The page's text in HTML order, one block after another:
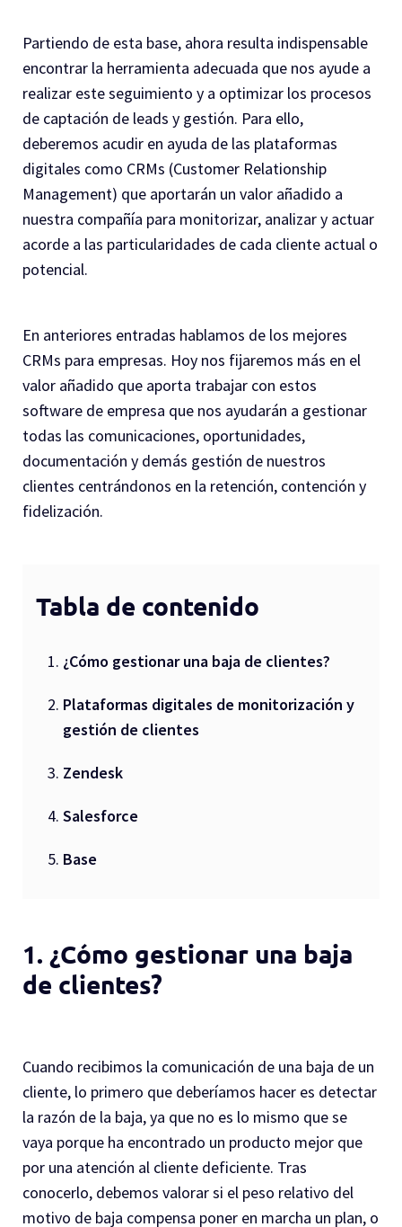
Partiendo de esta base, ahora resulta indispensable
encontrar la herramienta adecuada que nos ayude a
realizar este seguimiento y a optimizar los procesos
de captación de leads y gestión. Para ello,
deberemos acudir en ayuda de las plataformas
digitales como CRMs (Customer Relationship
Management) que aportarán un valor añadido a
nuestra compañía para monitorizar, analizar y actuar
acorde a las particularidades de cada cliente actual o
potencial.
En anteriores entradas hablamos de los mejores
CRMs para empresas. Hoy nos fijaremos más en el
valor añadido que aporta trabajar con estos
software de empresa que nos ayudarán a gestionar
todas las comunicaciones, oportunidades,
documentación y demás gestión de nuestros
clientes centrándonos en la retención, contención y
fidelización.
Tabla de contenido
¿Cómo gestionar una baja de clientes?
Plataformas digitales de monitorización y
gestión de clientes
Zendesk
Salesforce
Base
1. ¿Cómo gestionar una baja
de clientes?
Cuando recibimos la comunicación de una baja de un
cliente, lo primero que deberíamos hacer es detectar
la razón de la baja, ya que no es lo mismo que se
vaya porque ha encontrado un producto mejor que
por una atención al cliente deficiente. Tras
conocerlo, debemos valorar si el peso relativo del
motivo de baja compensa poner en marcha un plan, o